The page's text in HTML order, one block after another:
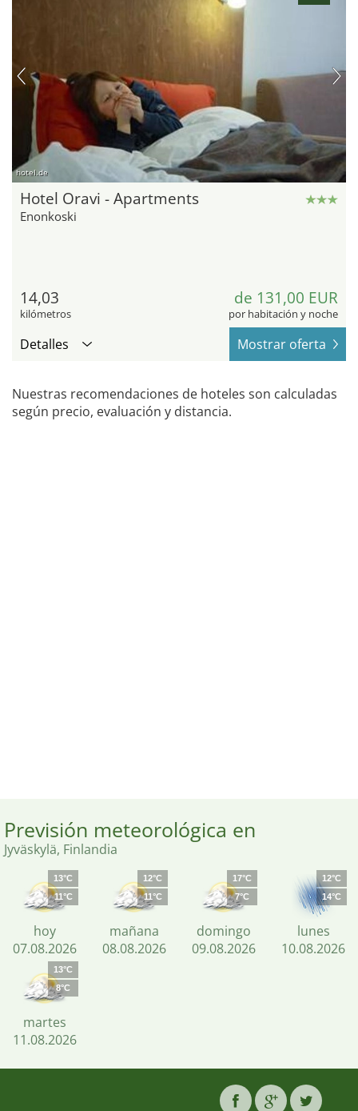
hotel.de
Hotel Oravi - Apartments
Enonkoski
14,03
kilómetros
de 131,00 EUR
por habitación y noche
Detalles Mostrar oferta
Nuestras recomendaciones de hoteles son calculadas
según precio, evaluación y distancia.
Previsión meteorológica en
Jyväskylä, Finlandia
13°C
11°C
hoy
07.08.2026
12°C
11°C
mañana
08.08.2026
17°C
7°C
domingo
09.08.2026
12°C
14°C
lunes
10.08.2026
13°C
8°C
martes
11.08.2026